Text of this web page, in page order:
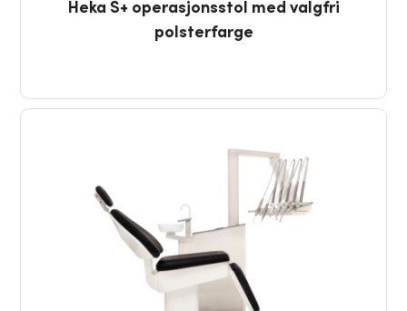
Heka S+ operasjonsstol med valgfri
polsterfarge